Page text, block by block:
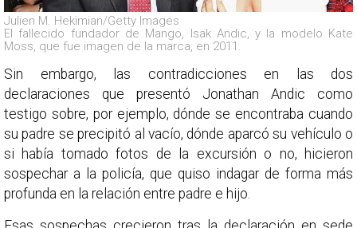
Julien M. Hekimian/Getty Images
El fallecido fundador de Mango, Isak Andic, y la modelo Kate
Moss, que fue imagen de la marca, en 2011.
Sin embargo, las contradicciones en las dos
declaraciones que presentó Jonathan Andic como
testigo sobre, por ejemplo, dónde se encontraba cuando
su padre se precipitó al vacío, dónde aparcó su vehículo o
si había tomado fotos de la excursión o no, hicieron
sospechar a la policía, que quiso indagar de forma más
profunda en la relación entre padre e hijo.